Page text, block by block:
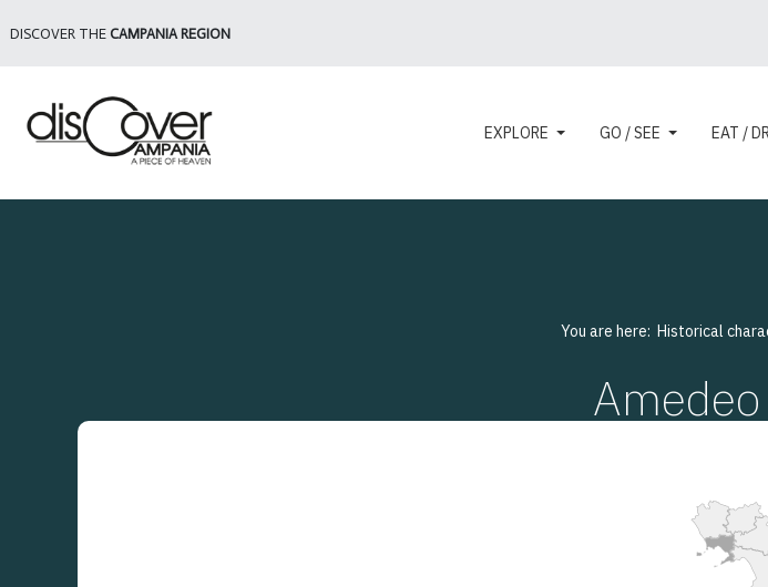
DISCOVER THE CAMPANIA REGION
EXPLORE GO / SEE EAT /
You are here: Historical